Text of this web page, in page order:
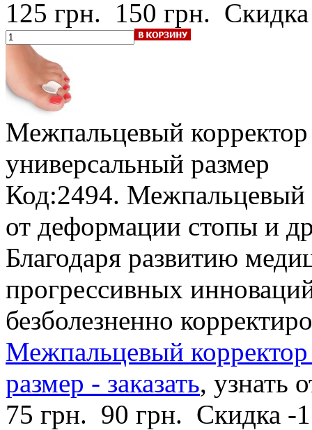
125 грн. 150 грн.
Межпальцевый
универсальный размер
Код:2494. Межпальцевый
от деформации стопы и
Благодаря развитию
прогрессивных
безболезненно
Межпальцевый
размер - заказать, узнать
75 грн. 90 грн. Скидка -